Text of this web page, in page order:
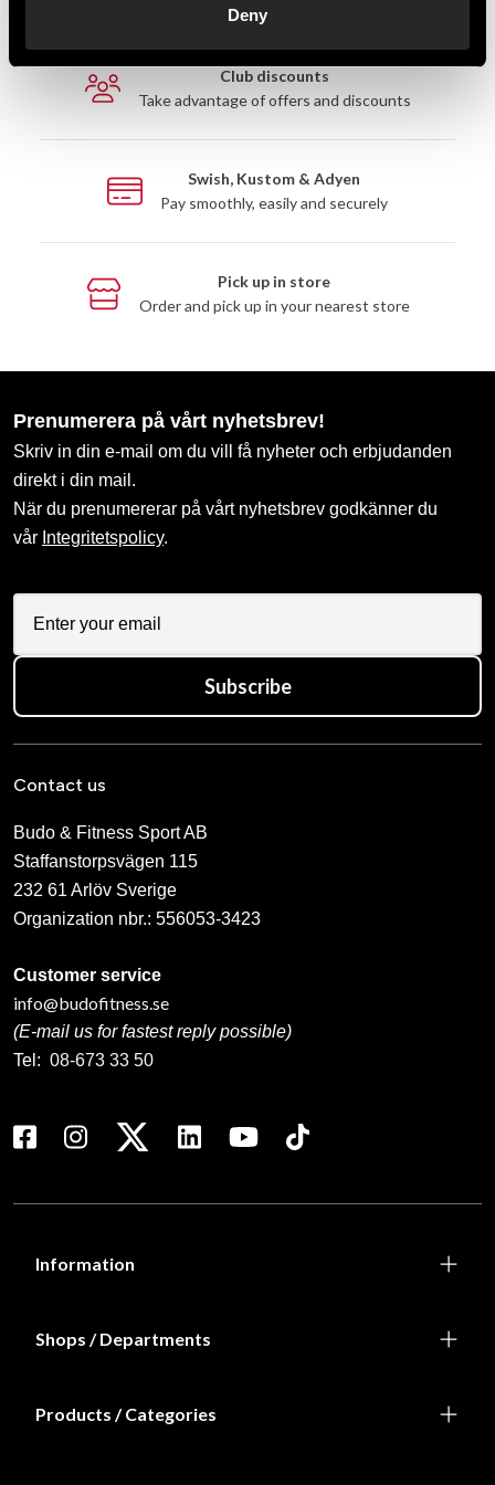
Deny
Club discounts
Take advantage of offers and discounts
Swish, Kustom & Adyen
Pay smoothly, easily and securely
Pick up in store
Order and pick up in your nearest store
Prenumerera på vårt nyhetsbrev!
Skriv in din e-mail om du vill få nyheter och erbjudanden
direkt i din mail.
När du prenumererar på vårt nyhetsbrev godkänner du
vår Integritetspolicy.
Subscribe
Contact us
Budo & Fitness Sport AB
Staffanstorpsvägen 115
232 61 Arlöv Sverige
Organization nbr.: 556053-3423
Customer service
info@budofitness.se
(E-mail us for fastest reply possible)
Tel: 08-673 33 50
Information
Shops / Departments
Products / Categories